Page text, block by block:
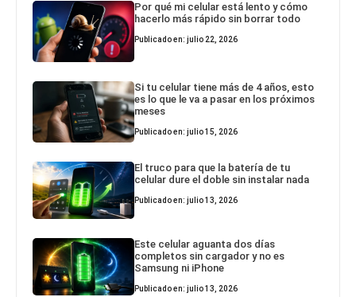
Por qué mi celular está lento y cómo
hacerlo más rápido sin borrar todo
Publicado en: julio 22, 2026
Si tu celular tiene más de 4 años, esto
es lo que le va a pasar en los próximos
meses
Publicado en: julio 15, 2026
El truco para que la batería de tu
celular dure el doble sin instalar nada
Publicado en: julio 13, 2026
Este celular aguanta dos días
completos sin cargador y no es
Samsung ni iPhone
Publicado en: julio 13, 2026